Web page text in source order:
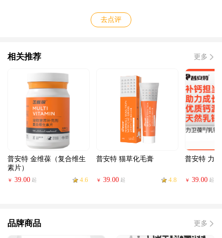
去点评
相关推荐 更多
普安特 金维葆（复合维生
素片）
￥ 39.00 起 4.6
普安特 猫草化毛膏
￥ 39.00 起 4.8
普安特 力
￥ 39.00 起
品牌商品 更多